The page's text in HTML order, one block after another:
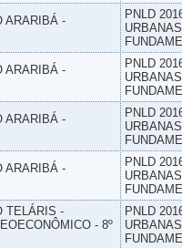
ARARIBÁ -
PNLD
ARARIBÁ -
PNLD
ARARIBÁ -
PNLD
ARARIBÁ -
PNLD
TELÁRIS -
- 8º
PNLD